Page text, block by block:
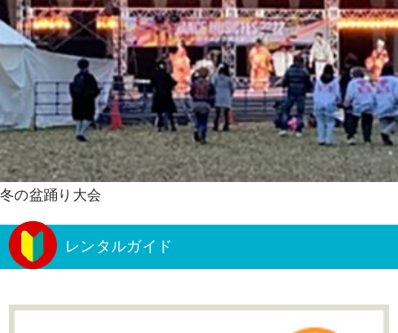
冬の盆踊り大会
レンタルガイド